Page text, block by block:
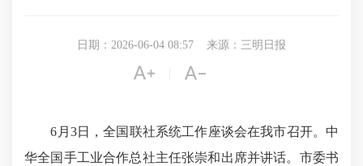
日期：2026-06-04 08:57 来源：三明日报
 
6月3日，全国联社系统工作座谈会在我市召开。中
华全国手工业合作总社主任张崇和出席并讲话。市委书